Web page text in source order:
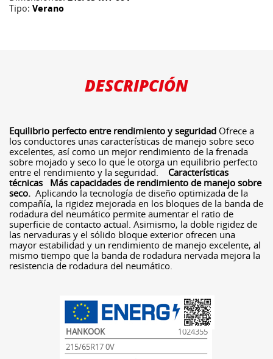
Tipo: Verano
DESCRIPCIÓN
Equilibrio perfecto entre rendimiento y seguridad Ofrece a
los conductores unas características de manejo sobre seco
excelentes, así como un mejor rendimiento de la frenada
sobre mojado y seco lo que le otorga un equilibrio perfecto
entre el rendimiento y la seguridad. Características
técnicas
Más capacidades de rendimiento de manejo sobre
seco. Aplicando la tecnología de diseño optimizada de la
compañía, la rigidez mejorada en los bloques de la banda de
rodadura del neumático permite aumentar el ratio de
superficie de contacto actual. Asimismo, la doble rigidez de
las nervaduras y el sólido bloque exterior ofrecen una
mayor estabilidad y un rendimiento de manejo excelente, al
mismo tiempo que la banda de rodadura nervada mejora la
resistencia de rodadura del neumático.
HANKOOK
1024355
215/65R17 0V